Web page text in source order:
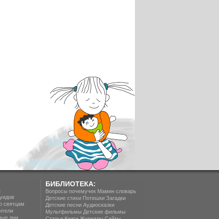
святцам
дни
БИБЛИОТЕКА:
Вопросы почемучек Мамин словарь
Детские стихи Потешки Загадки
Детские песни Аудиосказки
Мультфильмы Детские фильмы